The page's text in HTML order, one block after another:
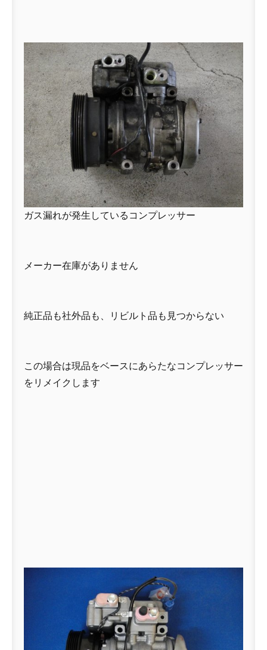
ガス漏れが発生しているコンプレッサー
メーカー在庫がありません
純正品も社外品も、リビルト品も見つからない
この場合は現品をベースにあらたなコンプレッサー
をリメイクします